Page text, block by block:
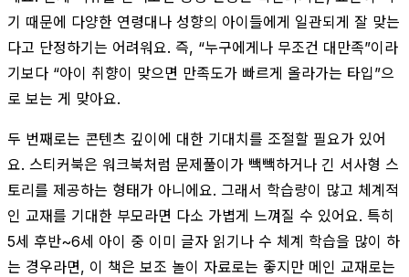
기 때문에 다양한 연령대나 성향의 아이들에게 일관되게 잘 맞는
다고 단정하기는 어려워요. 즉, “누구에게나 무조건 대만족”이라
기보다 “아이 취향이 맞으면 만족도가 빠르게 올라가는 타입”으
로 보는 게 맞아요.
두 번째로는 콘텐츠 깊이에 대한 기대치를 조절할 필요가 있어
요. 스티커북은 워크북처럼 문제풀이가 빽빽하거나 긴 서사형 스
토리를 제공하는 형태가 아니에요. 그래서 학습량이 많고 체계적
인 교재를 기대한 부모라면 다소 가볍게 느껴질 수 있어요. 특히
5세 후반~6세 아이 중 이미 글자 읽기나 수 체계 학습을 많이 하
는 경우라면, 이 책은 보조 놀이 자료로는 좋지만 메인 교재로는